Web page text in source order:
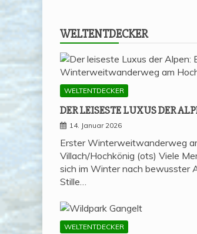
WELT­ENT­DE­CKER
WELTENTDECKER
DER LEI­SES­TE LUXUS DER
14. Januar 2026
Erster Winterweitwanderweg
Villach/Hochkönig (ots) Viele
sich im Winter nach bewusster
Stille…
WELTENTDECKER